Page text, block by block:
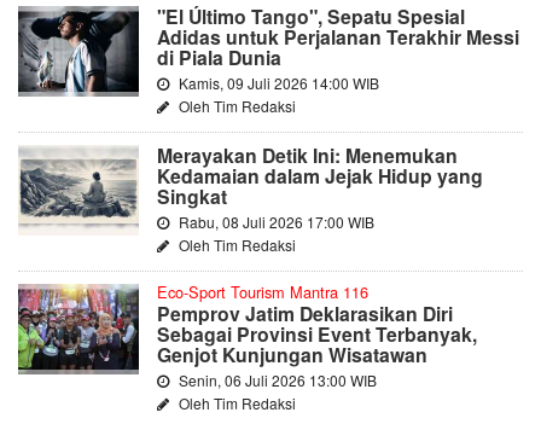
"El Último Tango", Sepatu Spesial
Adidas untuk Perjalanan Terakhir Messi
di Piala Dunia
Kamis, 09 Juli 2026 14:00 WIB
Oleh Tim Redaksi
Merayakan Detik Ini: Menemukan
Kedamaian dalam Jejak Hidup yang
Singkat
Rabu, 08 Juli 2026 17:00 WIB
Oleh Tim Redaksi
Eco-Sport Tourism Mantra 116
Pemprov Jatim Deklarasikan Diri
Sebagai Provinsi Event Terbanyak,
Genjot Kunjungan Wisatawan
Senin, 06 Juli 2026 13:00 WIB
Oleh Tim Redaksi